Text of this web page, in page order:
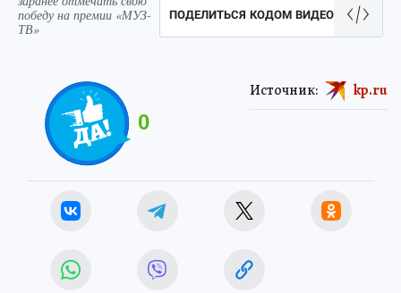
победу на премии «МУЗ-
ТВ»
ПОДЕЛИТЬСЯ КОДОМ ВИДЕО
0
Источник: kp.ru